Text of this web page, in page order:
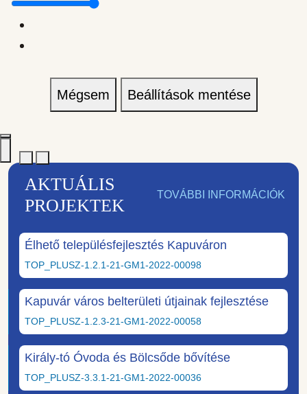
Mégsem Beállítások mentése
AKTUÁLIS
PROJEKTEK
TOVÁBBI INFORMÁCIÓK
Élhető településfejlesztés Kapuváron
TOP_PLUSZ-1.2.1-21-GM1-2022-00098
Kapuvár város belterületi útjainak fejlesztése
TOP_PLUSZ-1.2.3-21-GM1-2022-00058
Király-tó Óvoda és Bölcsőde bővítése
TOP_PLUSZ-3.3.1-21-GM1-2022-00036